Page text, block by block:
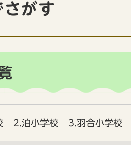
さがす
2.泊小学校 3.羽合小学校